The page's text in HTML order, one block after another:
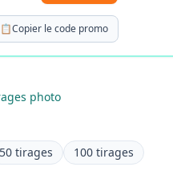
📋Copier le code promo
photo
50 tirages 100 tirages